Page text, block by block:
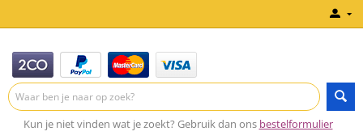
Kun je niet vinden wat je zoekt? Gebruik dan ons bestelformulier